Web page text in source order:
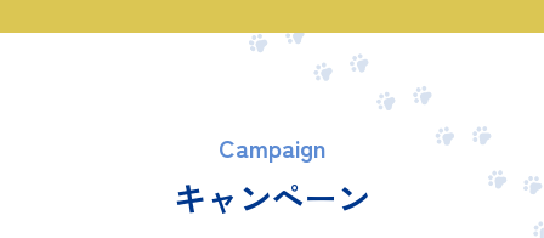
Campaign
キャンペーン